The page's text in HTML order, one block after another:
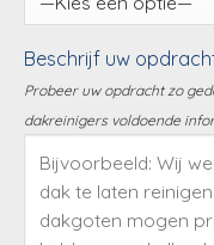
Beschrijf uw
Probeer uw opdracht zo
dakreinigers voldoende